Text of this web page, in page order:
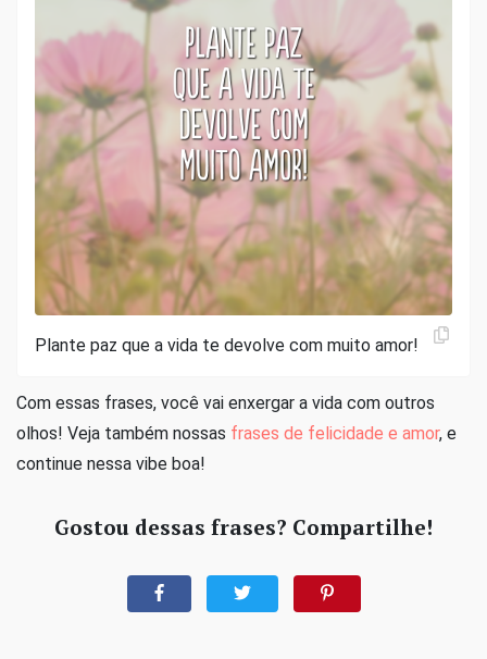
Plante paz que a vida te devolve com muito amor!
Com essas frases, você vai enxergar a vida com outros
olhos! Veja também nossas frases de felicidade e amor, e
continue nessa vibe boa!
Gostou dessas frases? Compartilhe!